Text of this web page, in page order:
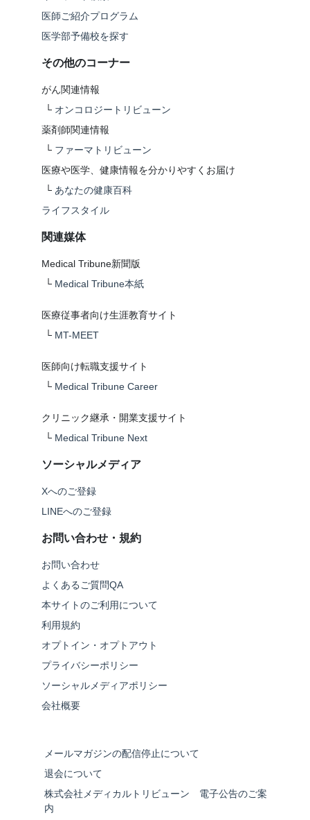
医師ご紹介プログラム
医学部予備校を探す
その他のコーナー
がん関連情報
└ オンコロジートリビューン
薬剤師関連情報
└ ファーマトリビューン
医療や医学、健康情報を分かりやすくお届け
└ あなたの健康百科
ライフスタイル
関連媒体
Medical Tribune新聞版
└ Medical Tribune本紙
医療従事者向け生涯教育サイト
└ MT-MEET
医師向け転職支援サイト
└ Medical Tribune Career
クリニック継承・開業支援サイト
└ Medical Tribune Next
ソーシャルメディア
Xへのご登録
LINEへのご登録
お問い合わせ・規約
お問い合わせ
よくあるご質問QA
本サイトのご利用について
利用規約
オプトイン・オプトアウト
プライバシーポリシー
ソーシャルメディアポリシー
会社概要
メールマガジンの配信停止について
退会について
株式会社メディカルトリビューン 電子公告のご案
内